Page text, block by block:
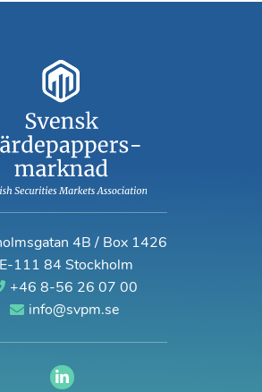
4B / Box 1426
111 84 Stockholm
+46 8-56 26 07 00
info@svpm.se